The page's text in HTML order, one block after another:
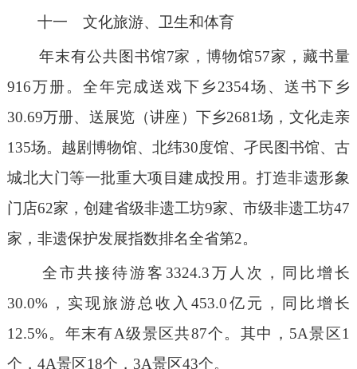
十一 文化旅游、卫生和体育
年末有公共图书馆7家，博物馆57家，藏书量
916万册。全年完成送戏下乡2354场、送书下乡
30.69万册、送展览（讲座）下乡2681场，文化走亲
135场。越剧博物馆、北纬30度馆、孑民图书馆、古
城北大门等一批重大项目建成投用。打造非遗形象
门店62家，创建省级非遗工坊9家、市级非遗工坊47
家，非遗保护发展指数排名全省第2。
全市共接待游客3324.3万人次，同比增长
30.0%，实现旅游总收入453.0亿元，同比增长
12.5%。年末有A级景区共87个。其中，5A景区1
个，4A景区18个，3A景区43个。